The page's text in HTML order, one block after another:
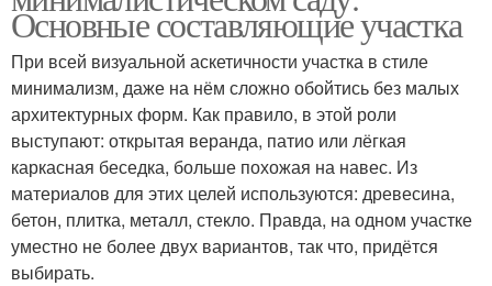
Основные составляющие участка
При всей визуальной аскетичности участка в стиле
минимализм, даже на нём сложно обойтись без малых
архитектурных форм. Как правило, в этой роли
выступают: открытая веранда, патио или лёгкая
каркасная беседка, больше похожая на навес. Из
материалов для этих целей используются: древесина,
бетон, плитка, металл, стекло. Правда, на одном участке
уместно не более двух вариантов, так что, придётся
выбирать.